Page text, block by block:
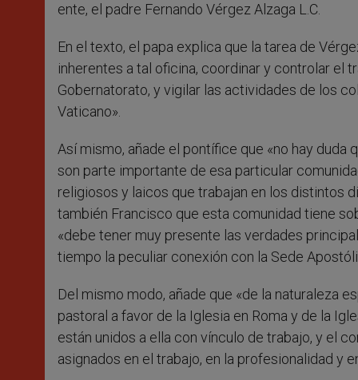
ente, el padre Fernando Vérgez Alzaga L.C.
En el texto, el papa explica que la tarea de
inherentes a tal oficina, coordinar y controlar el
Gobernatorato, y vigilar las actividades de los
Vaticano».
Así mismo, añade el pontífice que «no hay
son parte importante de esa particular
religiosos y laicos que trabajan en los distintos
también Francisco que esta comunidad tiene
«debe tener muy presente las verdades
tiempo la peculiar conexión con la Sede
Del mismo modo, añade que «de la naturaleza
pastoral a favor de la Iglesia en Roma y de la
están unidos a ella con vínculo de trabajo, y el
asignados en el trabajo, en la profesionalidad y